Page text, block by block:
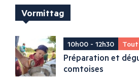
Vormittag
10h00 - 12h30
Préparation et
comtoises